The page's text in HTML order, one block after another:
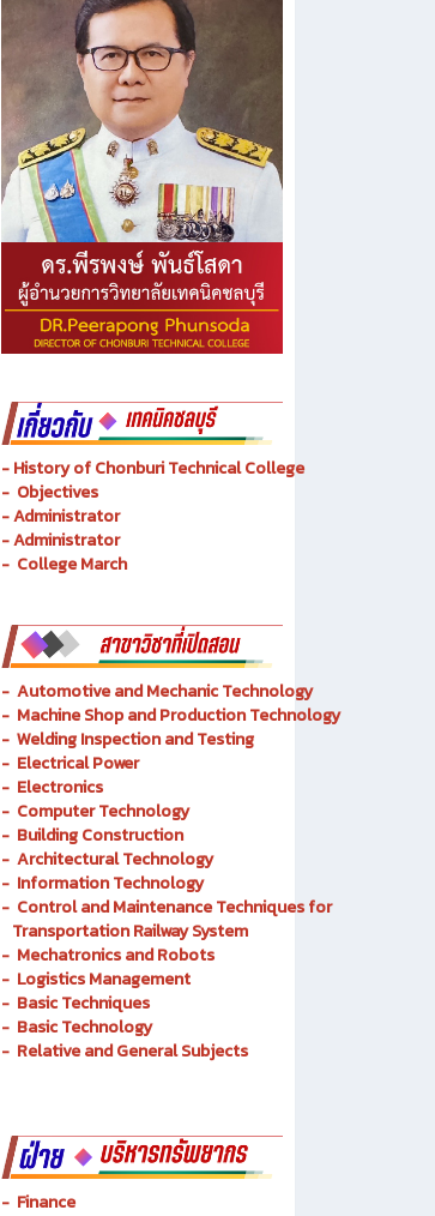
- History of Chonburi Technical College
- Administrator
- College March
- Automotive and Mechanic
- Machine Shop and Production Technology
- Welding Inspection and Testing
- Electrical Power
- Electronics
- Computer Technology
-Building Construction
- Architectural Technology
- Information Technology
- Control and Maintenance Techniques for
Transportation Railway System
- Mechatronics and Robots
-Relative and General Subjects